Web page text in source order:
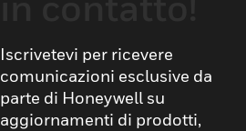
Iscrivetevi per ricevere
comunicazioni esclusive da
parte di Honeywell su
aggiornamenti di prodotti,